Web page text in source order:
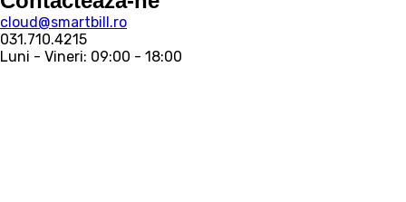
cloud@smartbill.ro
031.710.4215
Luni - Vineri: 09:00 - 18:00